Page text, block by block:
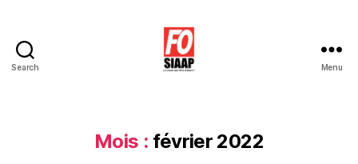
Search
Force
Ouvrière
Menu
Mois : février 2022